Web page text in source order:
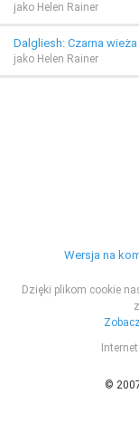
jako Helen Rainer
Dalgliesh: Czarna wieża
jako Helen Rainer
Wersja na
Dzięki plikom cookie
©